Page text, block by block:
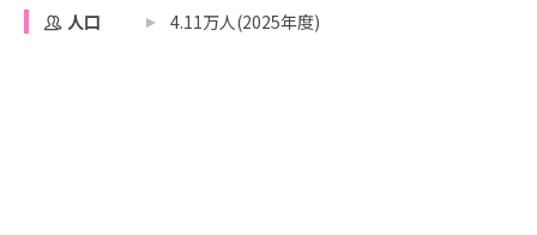
人口 4.11万人(2025年度)